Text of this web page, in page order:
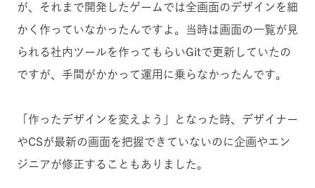
が、それまで開発したゲームでは全画面のデザインを細
かく作っていなかったんですよ。当時は画面の一覧が見
られる社内ツールを作ってもらいGitで更新していたの
ですが、手間がかかって運用に乗らなかったんです。
「作ったデザインを変えよう」となった時、デザイナー
やCSが最新の画面を把握できていないのに企画やエン
ジニアが修正することもありました。